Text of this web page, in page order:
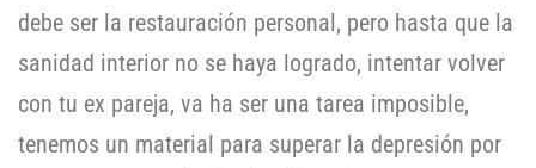
debe ser la restauración personal, pero hasta que la
sanidad interior no se haya logrado, intentar volver
con tu ex pareja, va ha ser una tarea imposible,
tenemos un material para superar la depresión por